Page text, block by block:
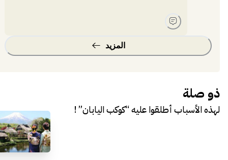
المزيد
ذو صلة
لهذه الأسباب أطلقوا عليه “كوكب اليابان” !